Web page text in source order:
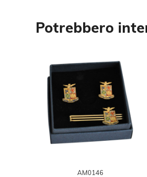
Potrebbero
AM0146